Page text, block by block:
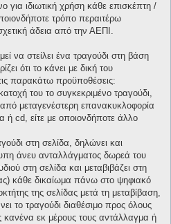
για ιδιωτική χρήση κάθε επισκέπτη /
τρόπο περαιτέρω
άδεια από την ΑΕΠΙ.
να στείλει ένα τραγούδι στη βάση
ότι το κάνει με δική του
παρακάτω προϋποθέσεις:
του το συγκεκριμένο τραγούδι,
μεταγενέστερη επανακυκλοφορία
cd, είτε με οποιονδήποτε άλλο
στη σελίδα, δηλώνει και
άνευ ανταλλάγματος δωρεά του
στη σελίδα και μεταβιβάζει στη
κάθε δικαίωμα πάνω στο ψηφιακό
της σελίδας μετά τη μεταβίβαση,
το τραγούδι διαθέσιμο προς όλους
κανένα εκ μέρους τους αντάλλαγμα ή